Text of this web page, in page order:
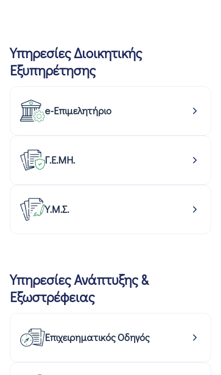
Υπηρεσίες Διοικητικής
Εξυπηρέτησης
e-Επιμελητήριο
Γ.Ε.ΜΗ.
Υ.Μ.Σ.
Υπηρεσίες Ανάπτυξης &
Εξωστρέφειας
Επιχειρηματικός Οδηγός